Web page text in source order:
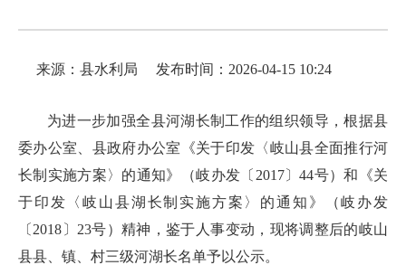
来源：县水利局 发布时间：2026-04-15 10:24
为进一步加强全县河湖长制工作的组织领导，根据县
委办公室、县政府办公室《关于印发〈岐山县全面推行河
长制实施方案〉的通知》（岐办发〔2017〕44号）和《关
于印发〈岐山县湖长制实施方案〉的通知》（岐办发
〔2018〕23号）精神，鉴于人事变动，现将调整后的岐山
县县、镇、村三级河湖长名单予以公示。